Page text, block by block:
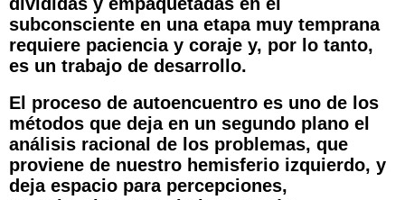
subconsciente en una etapa muy temprana
requiere paciencia y coraje y, por lo tanto,
es un trabajo de desarrollo.
El proceso de autoencuentro es uno de los
métodos que deja en un segundo plano el
análisis racional de los problemas, que
proviene de nuestro hemisferio izquierdo, y
deja espacio para percepciones,